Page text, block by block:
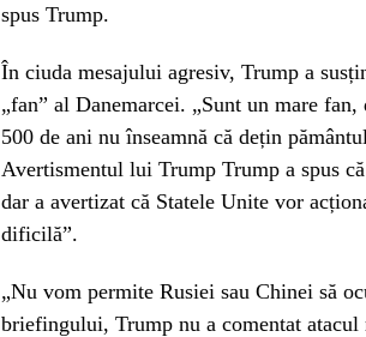
spus Trump.
În ciuda mesajului agresiv, Trump a
„fan” al Danemarcei. „Sunt un mare
500 de ani nu înseamnă că dețin
Avertismentul lui Trump Trump a spus
dar a avertizat că Statele Unite vor
dificilă”.
„Nu vom permite Rusiei sau Chinei să
briefingului, Trump nu a comentat atacul